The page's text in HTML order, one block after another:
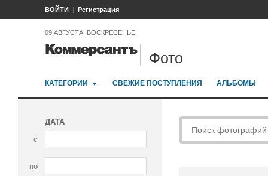
ВОЙТИ Регистрация
09 АВГУСТА, ВОСКРЕСЕНЬЕ
Фото
КАТЕГОРИИ СВЕЖИЕ ПОСТУПЛЕНИЯ АЛЬБОМЫ
ДАТА
с
по